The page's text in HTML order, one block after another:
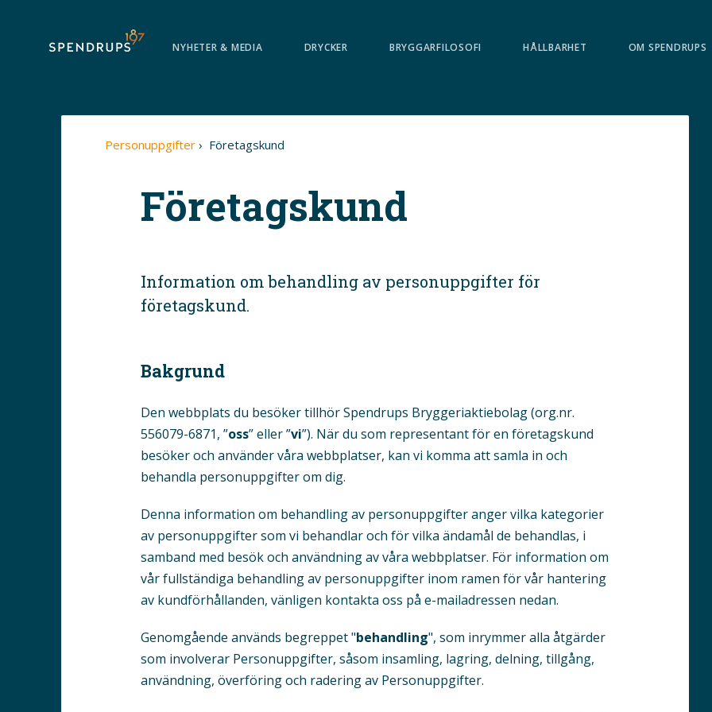
NYHETER & MEDIA DRYCKER BRYGGARFILOSOFI HÅLLBARHET OM SPENDRUPS
Personuppgifter Företagskund
Företagskund
Information om behandling av personuppgifter för
företagskund.
Bakgrund
Den webbplats du besöker tillhör Spendrups Bryggeriaktiebolag (org.nr.
556079-6871, ”oss” eller ”vi”). När du som representant för en företagskund
besöker och använder våra webb­platser, kan vi komma att samla in och
behandla personuppgifter om dig.
Denna information om behandling av personuppgifter anger vilka kategorier
av person­uppgifter som vi behandlar och för vilka ändamål de behandlas, i
samband med besök och användning av våra webbplatser. För information om
vår fullständiga behandling av person­uppgifter inom ramen för vår hantering
av kundförhållanden, vänligen kontakta oss på e-mailadressen nedan.
Genomgående används begreppet "behandling", som inrymmer alla åtgärder
som involverar Personuppgifter, såsom insamling, lagring, delning, tillgång,
användning, överföring och radering av Personuppgifter.